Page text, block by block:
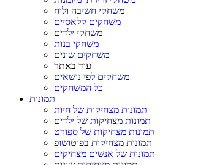
משחקי חשיבה ולוח
משחקים קלאסיים
משחקי ילדים
משחקי בנות
משחקים שונים
עוד באתר
משחקים לפי נושאים
כל המשחקים
תמונות
תמונות מצחיקות של חיות
תמונות מצחיקות של ילדים
תמונות מצחיקות של ספורט
תמונות מצחיקות בפוטושופ
תמונות של אנשים מצחיקים